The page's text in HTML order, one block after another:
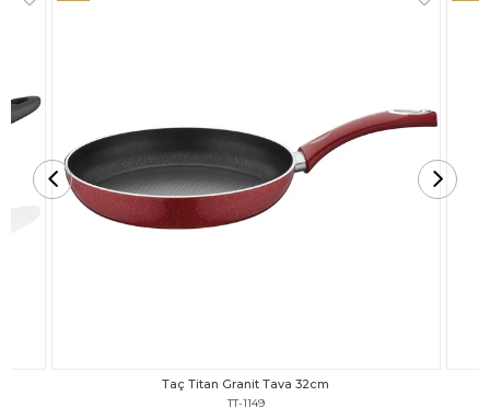
Taç Titan Granit Tava 30cm
TT-1148